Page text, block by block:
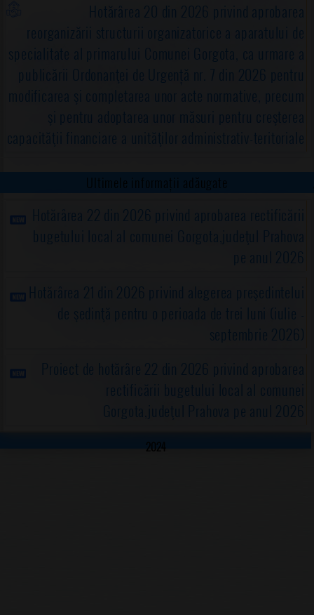
Hotărârea 20 din 2026 privind aprobarea
reorganizării structurii organizatorice a aparatului de
specialitate al primarului Comunei Gorgota, ca urmare a
publicării Ordonanţei de Urgență nr. 7 din 2026 pentru
modificarea şi completarea unor acte normative, precum
şi pentru adoptarea unor măsuri pentru creşterea
capacităţii financiare a unităţilor administrativ-teritoriale
Ultimele informații adăugate
Hotărârea 22 din 2026 privind aprobarea rectificării
bugetului local al comunei Gorgota,judeţul Prahova
pe anul 2026
Hotărârea 21 din 2026 privind alegerea preşedintelui
de şedinţă pentru o perioada de trei luni (iulie -
septembrie 2026)
Proiect de hotărâre 22 din 2026 privind aprobarea
rectificării bugetului local al comunei
Gorgota,judeţul Prahova pe anul 2026
2024